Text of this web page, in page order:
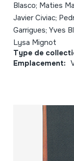
Blasco; Maties
Javier Civiac;
Garrigues; Yves
Lysa Mignot
Type de
Emplacement: